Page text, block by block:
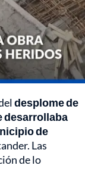
desplome de
desarrollaba
de
Las
de lo